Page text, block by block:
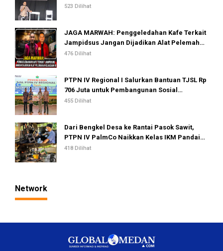
523 Dilihat
JAGA MARWAH: Penggeledahan Kafe Terkait
Jampidsus Jangan Dijadikan Alat Pelemahan
Kejaksaan RI
476 Dilihat
PTPN IV Regional I Salurkan Bantuan TJSL Rp
706 Juta untuk Pembangunan Sosial
Berkelanjutan
455 Dilihat
Dari Bengkel Desa ke Rantai Pasok Sawit,
PTPN IV PalmCo Naikkan Kelas IKM Pandai
Besi
418 Dilihat
Network